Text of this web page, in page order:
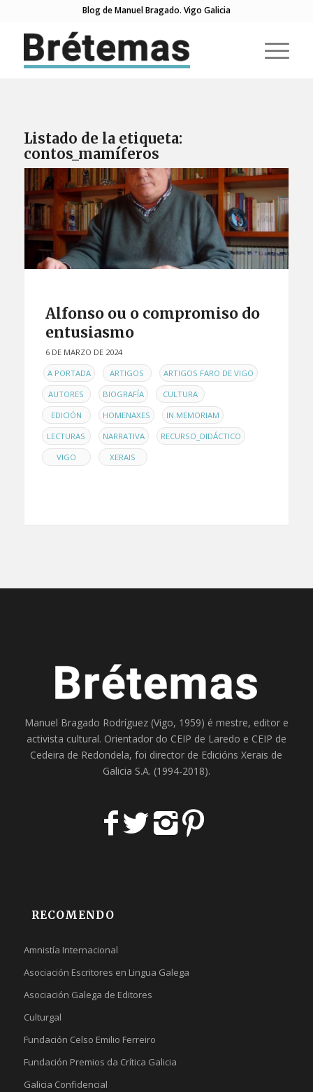
Blog de Manuel Bragado. Vigo Galicia
Listado de la etiqueta:
contos_mamíferos
Alfonso ou o compromiso do
entusiasmo
6 DE MARZO DE 2024
ENA PORTADA , ARTIGOS , ARTIGOS FARO DE VIGO ,
AUTORES , BIOGRAFÍA , CULTURA ,
EDICIÓN , HOMENAXES , IN MEMORIAM ,
LECTURAS , NARRATIVA , RECURSO_DIDÁCTICO ,
VIGO , XERAIS
Manuel Bragado Rodríguez (Vigo, 1959) é mestre, editor e
activista cultural. Orientador do CEIP de Laredo e CEIP de
Cedeira de Redondela, foi director de Edicións Xerais de
Galicia S.A. (1994-2018).
RECOMENDO
Amnistía Internacional
Asociación Escritores en Lingua Galega
Asociación Galega de Editores
Culturgal
Fundación Celso Emilio Ferreiro
Fundación Premios da Crítica Galicia
Galicia Confidencial